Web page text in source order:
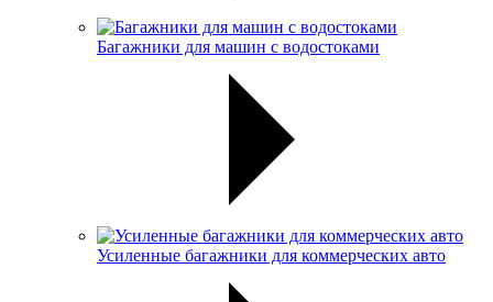
Багажники для машин с водостоками
Усиленные багажники для коммерческих авто